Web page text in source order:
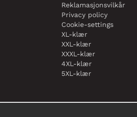
Reklamasjonsvilkår
Privacy policy
Cookie-settings
XL-klær
XXL-klær
XXXL-klær
4XL-klær
5XL-klær